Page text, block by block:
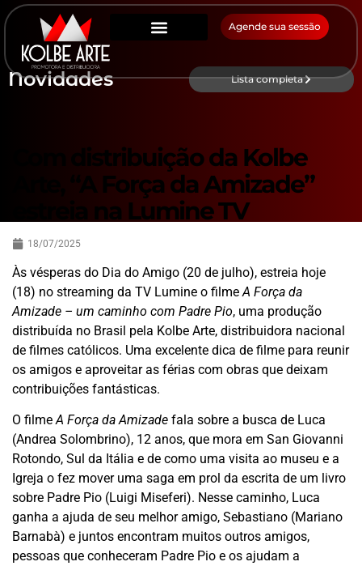
Agende sua sessão
Novidades Lista completa
Com distribuição da Kolbe
Arte, “A Força da Amizade”
estreia na Lumine TV
18/07/2025
Às vésperas do Dia do Amigo (20 de julho), estreia hoje
(18) no streaming da TV Lumine o filmeA Força da
Amizade – um caminho com Padre Pio, uma produção
distribuída no Brasil pela Kolbe Arte, distribuidora nacional
de filmes católicos. Uma excelente dica de filme para reunir
os amigos e aproveitar as férias com obras que deixam
contribuições fantásticas.
O filmeA Força da Amizade fala sobre a busca de Luca
(Andrea Solombrino), 12 anos, que mora em San Giovanni
Rotondo, Sul da Itália e de como uma visita ao museu e a
Igreja o fez mover uma saga em prol da escrita de um livro
sobre Padre Pio (Luigi Miseferi). Nesse caminho, Luca
ganha a ajuda de seu melhor amigo, Sebastiano (Mariano
Barnabà) e juntos encontram muitos outros amigos,
pessoas que conheceram Padre Pio e os ajudam a